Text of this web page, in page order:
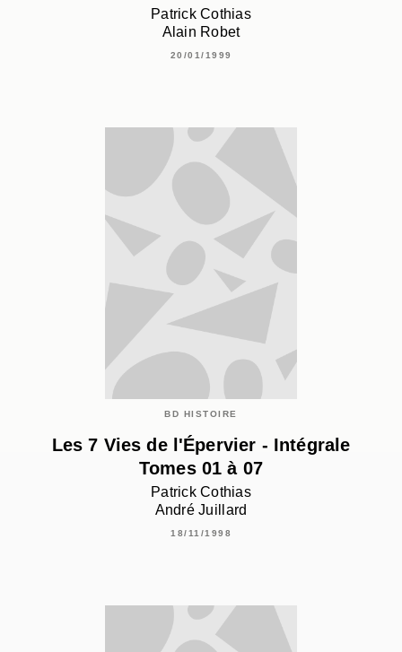
Patrick Cothias
Alain Robet
20/01/1999
BD HISTOIRE
Les 7 Vies de l'Épervier - Intégrale
Tomes 01 à 07
Patrick Cothias
André Juillard
18/11/1998